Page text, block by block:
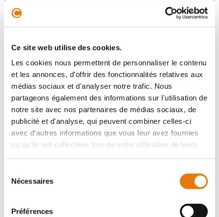
Ce site web utilise des cookies.
Les cookies nous permettent de personnaliser le contenu
et les annonces, d'offrir des fonctionnalités relatives aux
médias sociaux et d'analyser notre trafic. Nous
partageons également des informations sur l'utilisation de
notre site avec nos partenaires de médias sociaux, de
publicité et d'analyse, qui peuvent combiner celles-ci
avec d'autres informations que vous leur avez fournies
ou qu'ils ont collectées lors de votre utilisation de leurs
Nécessaires
Préférences
MÉRIGNAC 6 250 €HT/Mois
superbe plateau de bureaux neuf et aménagé (non
Mérignac, à proximité imméd...
Bureau
Location - 220 m²